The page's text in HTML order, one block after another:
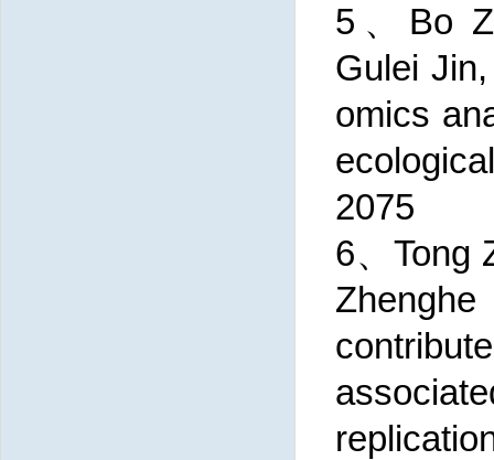
5、Bo
Gulei
omics
2075
6、Tong